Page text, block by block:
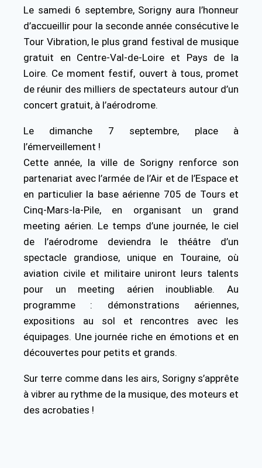
Le samedi 6 septembre, Sorigny aura l’honneur
d’accueillir pour la seconde année consécutive le
Tour Vibration, le plus grand festival de musique
gratuit en Centre-Val-de-Loire et Pays de la
Loire. Ce moment festif, ouvert à tous, promet
de réunir des milliers de spectateurs autour d’un
concert gratuit, à l’aérodrome.
Le dimanche 7 septembre, place à
l’émerveillement !
Cette année, la ville de Sorigny renforce son
partenariat avec l’armée de l’Air et de l’Espace et
en particulier la base aérienne 705 de Tours et
Cinq-Mars-la-Pile, en organisant un grand
meeting aérien. Le temps d’une journée, le ciel
de l’aérodrome deviendra le théâtre d’un
spectacle grandiose, unique en Touraine, où
aviation civile et militaire uniront leurs talents
pour un meeting aérien inoubliable. Au
programme : démonstrations aériennes,
expositions au sol et rencontres avec les
équipages. Une journée riche en émotions et en
découvertes pour petits et grands.
Sur terre comme dans les airs, Sorigny s’apprête
à vibrer au rythme de la musique, des moteurs et
des acrobaties !